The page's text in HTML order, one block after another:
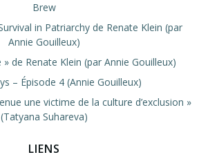
Brew
in Patriarchy de Renate Klein (par
Annie Gouilleux)
de Renate Klein (par Annie Gouilleux)
– Épisode 4 (Annie Gouilleux)
une victime de la culture d’exclusion »
(Tatyana Suhareva)
LIENS